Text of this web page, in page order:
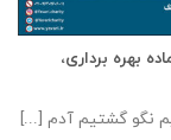
بهره برداری،
نگو گشتیم آدم [...]